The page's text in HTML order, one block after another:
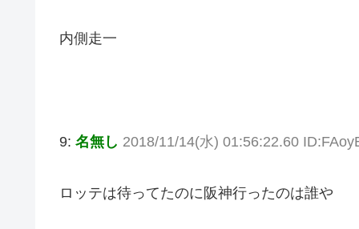
内側走一
9: 名無し 2018/11/14(水) 01:56:22.60
ロッテは待ってたのに阪神行ったのは誰や